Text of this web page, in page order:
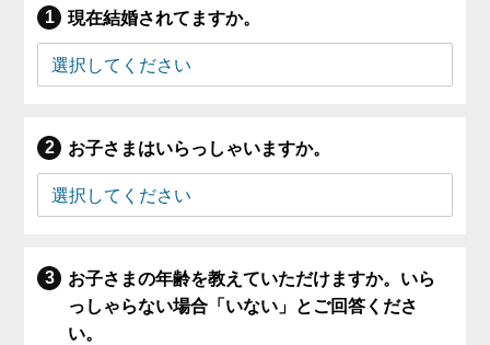
現在結婚されてますか。
お子さまはいらっしゃいますか。
お子さまの年齢を教えていただけますか。いら
っしゃらない場合「いない」とご回答くださ
い。